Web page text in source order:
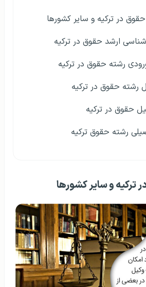
در ترکیه و سایر کشورها
ارشد حقوق در ترکیه
رشته حقوق در ترکیه
رشته حقوق در ترکیه
حقوق در ترکیه
رشته حقوق ترکیه
ترکیه و سایر کشورها